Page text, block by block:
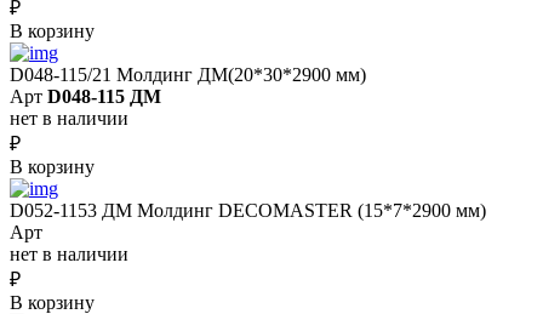
₽
В корзину
D048-115/21 Молдинг ДМ(20*30*2900 мм)
Арт D048-115 ДМ
нет в наличии
₽
В корзину
D052-1153 ДМ Молдинг DECOMASTER (15*7*2900 мм)
Арт
нет в наличии
₽
В корзину